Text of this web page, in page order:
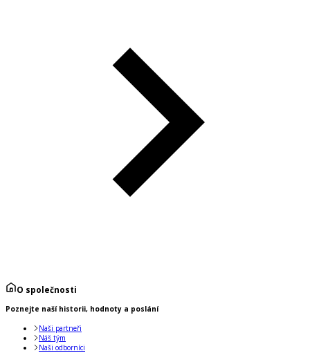
O společnosti
Poznejte naší historii, hodnoty a poslání
Naši partneři
Náš tým
Naši odborníci